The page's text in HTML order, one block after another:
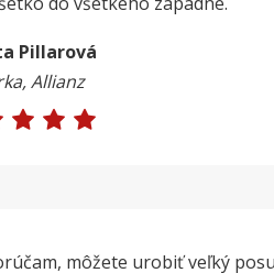
Pillarová
Allianz
môžete urobiť veľký